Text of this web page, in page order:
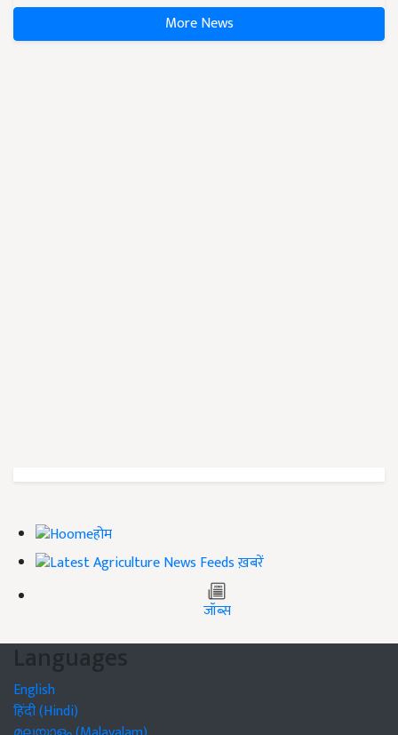
More News
होम
ख़बरें
जॉब्स
Languages
English
हिंदी (Hindi)